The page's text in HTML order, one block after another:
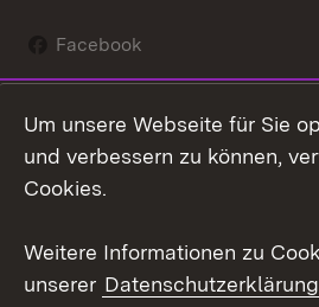
Facebook
Social Wall
Youtube
Kontakt
Um unsere Webseite für Sie
und verbessern zu können,
Cookies.
Weitere Informationen zu
unserer Datenschutzerklärung